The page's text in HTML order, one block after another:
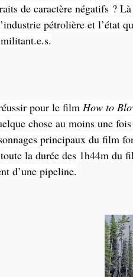
de caractère négatifs ?
pétrolière et l’état
pour le film How to
chose au moins une
principaux du film
la durée des 1h44m du
d’une pipeline.